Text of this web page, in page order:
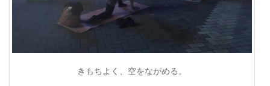
きもちよく、空をながめる。